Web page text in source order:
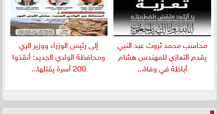
​محاسب محمد ثروت عبد النبي
يقدم التعازي للمهندس هشام
أباظة في وفاة...
إلى رئيس الوزراء ووزير الري
ومحافظة الوادي الجديد: أنقذوا
200 أسرة يقتلها...